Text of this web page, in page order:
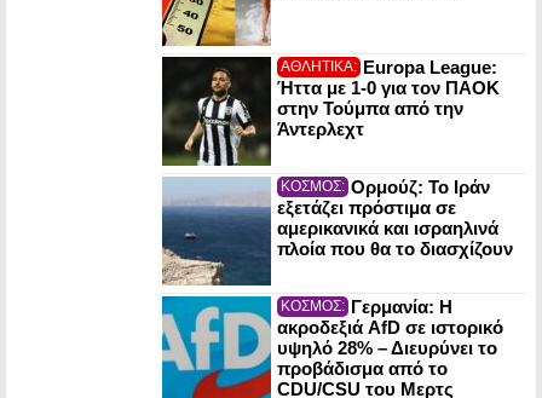
ΑΘΛΗΤΙΚΑ: Europa League:
Ήττα με 1-0 για τον ΠΑΟΚ
στην Τούμπα από την
Άντερλεχτ
ΚΟΣΜΟΣ: Ορμούζ: Το Ιράν
εξετάζει πρόστιμα σε
αμερικανικά και ισραηλινά
πλοία που θα το διασχίζουν
ΚΟΣΜΟΣ: Γερμανία: Η
ακροδεξιά AfD σε ιστορικό
υψηλό 28% – Διευρύνει το
προβάδισμα από το
CDU/CSU του Μερτς